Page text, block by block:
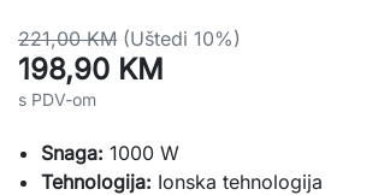
221,00 KM (Uštedi 10%)
198,90 KM
s PDV-om
Snaga: 1000 W
Tehnologija: Ionska tehnologija